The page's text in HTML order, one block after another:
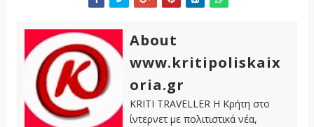
About
www.kritipoliskaix
oria.gr
KRITI TRAVELLER Η Κρήτη στο
ίντερνετ με πολιτιστικά νέα,